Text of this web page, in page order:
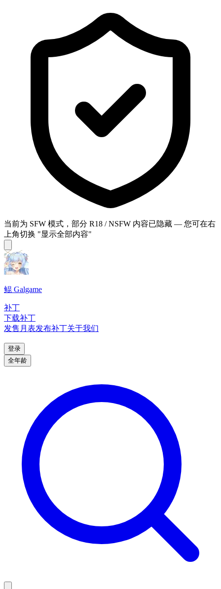
当前为 SFW 模式，部分 R18 / NSFW 内容已隐藏 — 您可在右
上角切换 "显示全部内容"
鲲 Galgame
补丁
下载补丁
发售月表发布补丁关于我们
登录
全年龄